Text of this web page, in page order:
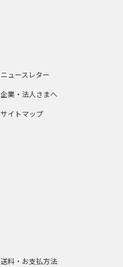
ニュースレター
企業・法人さまへ
サイトマップ
送料・お支払方法